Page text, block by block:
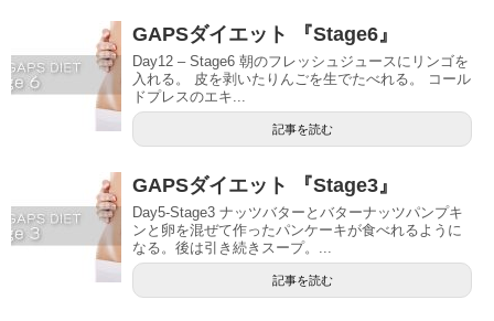
GAPSダイエット 『Stage6』
Day12 – Stage6 朝のフレッシュジュースにリンゴを
入れる。 皮を剥いたりんごを生でたべれる。 コール
ドプレスのエキ...
記事を読む
GAPSダイエット 『Stage3』
Day5-Stage3 ナッツバターとバターナッツパンプキ
ンと卵を混ぜて作ったパンケーキが食べれるように
なる。後は引き続きスープ。...
記事を読む